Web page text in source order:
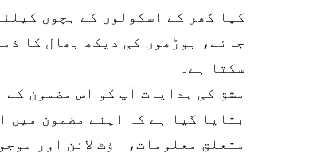
کیا گھر کے اسکولوں کے بچوں
جائے، بوڑھوں کی دیکھ بھال کا
سکتا ہے۔
مشق کی ہدایات آپ کو اس مضمون
بتایا گیا ہے کہ اپنے مضمون میں
متعلق معلومات، آؤٹ لائن اور